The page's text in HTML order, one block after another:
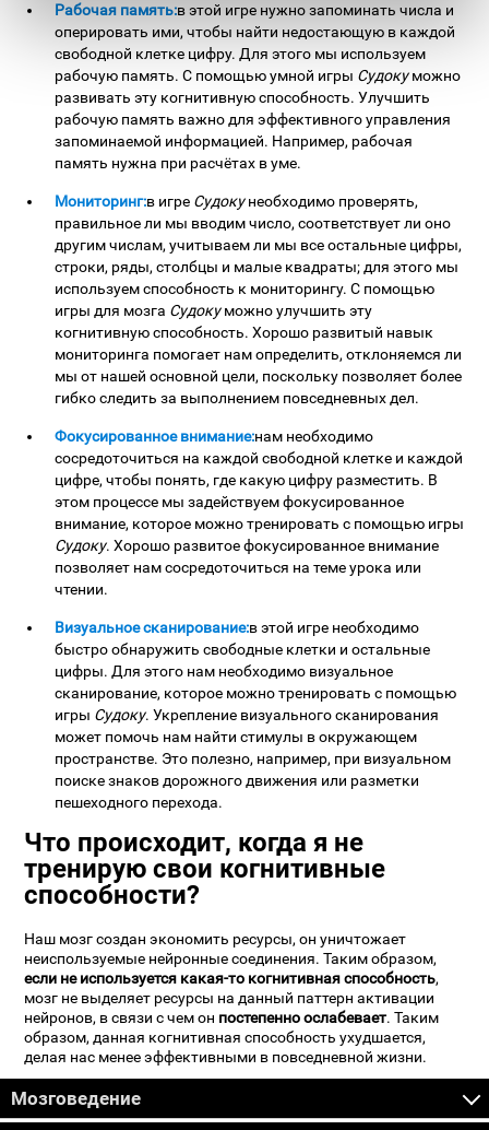
Рабочая память:в этой игре нужно запоминать числа и
оперировать ими, чтобы найти недостающую в каждой
свободной клетке цифру. Для этого мы используем
рабочую память. С помощью умной игры Судокуможно
развивать эту когнитивную способность. Улучшить
рабочую память важно для эффективного управления
запоминаемой информацией. Например, рабочая
память нужна при расчётах в уме.
Мониторинг:в игре Судокунеобходимо проверять,
правильное ли мы вводим число, соответствует ли оно
другим числам, учитываем ли мы все остальные цифры,
строки, ряды, столбцы и малые квадраты; для этого мы
используем способность к мониторингу. С помощью
игры для мозга Судокуможно улучшить эту
когнитивную способность. Хорошо развитый навык
мониторинга помогает нам определить, отклоняемся ли
мы от нашей основной цели, поскольку позволяет более
гибко следить за выполнением повседневных дел.
Фокусированное внимание:нам необходимо
сосредоточиться на каждой свободной клетке и каждой
цифре, чтобы понять, где какую цифру разместить. В
этом процессе мы задействуем фокусированное
внимание, которое можно тренировать с помощью игры
Судоку. Хорошо развитое фокусированное внимание
позволяет нам сосредоточиться на теме урока или
чтении.
Визуальное сканирование:в этой игре необходимо
быстро обнаружить свободные клетки и остальные
цифры. Для этого нам необходимо визуальное
сканирование, которое можно тренировать с помощью
игры Судоку. Укрепление визуального сканирования
может помочь нам найти стимулы в окружающем
пространстве. Это полезно, например, при визуальном
поиске знаков дорожного движения или разметки
пешеходного перехода.
Что происходит, когда я не
тренирую свои когнитивные
способности?
Наш мозг создан экономить ресурсы, он уничтожает
неиспользуемые нейронные соединения. Таким образом,
если не используется какая-то когнитивная способность,
мозг не выделяет ресурсы на данный паттерн активации
нейронов, в связи с чем он постепенно ослабевает. Таким
образом, данная когнитивная способность ухудшается,
делая нас менее эффективными в повседневной жизни.
Мозговедение